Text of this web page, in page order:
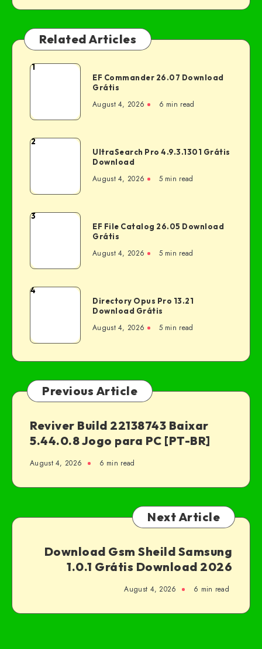
Related Articles
1
EF Commander 26.07 Download
Grátis
August 4, 2026 6 min read
2
UltraSearch Pro 4.9.3.1301 Grátis
Download
August 4, 2026 5 min read
3
EF File Catalog 26.05 Download
Grátis
August 4, 2026 5 min read
4
Directory Opus Pro 13.21
Download Grátis
August 4, 2026 5 min read
Previous Article
Reviver Build 22138743 Baixar
5.44.0.8 Jogo para PC [PT-BR]
August 4, 2026 6 min read
Next Article
Download Gsm Sheild Samsung
1.0.1 Grátis Download 2026
August 4, 2026 6 min read